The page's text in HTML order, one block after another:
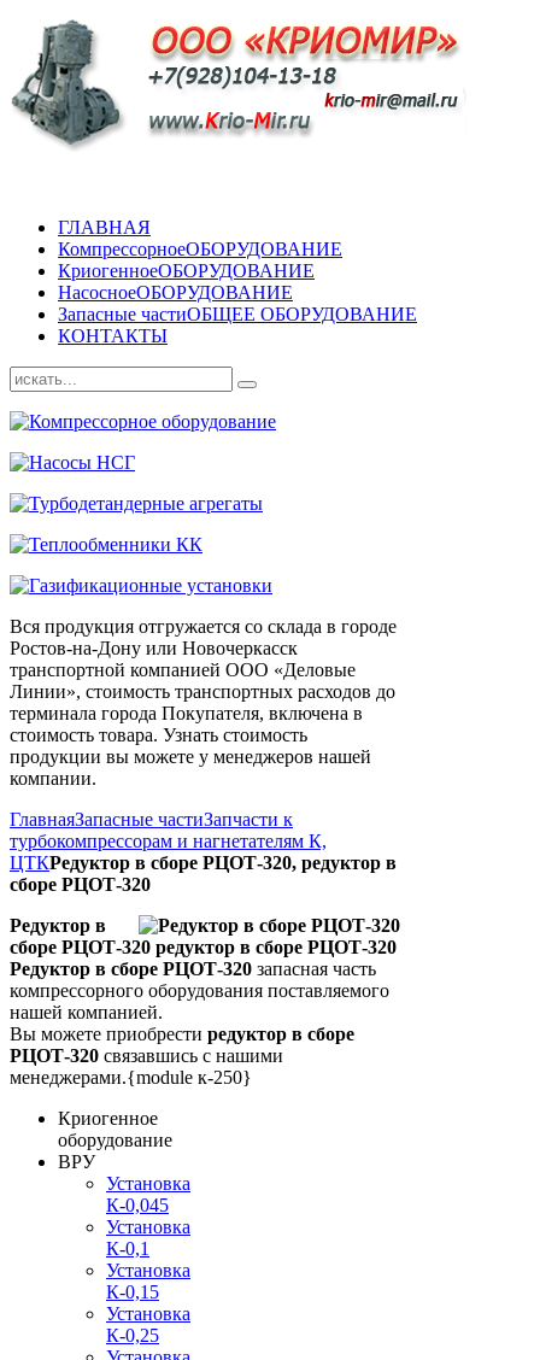
ГЛАВНАЯ
КомпрессорноеОБОРУДОВАНИЕ
КриогенноеОБОРУДОВАНИЕ
НасосноеОБОРУДОВАНИЕ
Запасные частиОБЩЕЕ ОБОРУДОВАНИЕ
КОНТАКТЫ
Вся продукция отгружается со склада в городе
Ростов-на-Дону или Новочеркасск
транспортной компанией ООО «Деловые
Линии», стоимость транспортных расходов до
терминала города Покупателя, включена в
стоимость товара. Узнать стоимость
продукции вы можете у менеджеров нашей
компании.
ГлавнаяЗапасные частиЗапчасти к
турбокомпрессорам и нагнетателям К,
ЦТКРедуктор в сборе РЦОТ-320, редуктор в
сборе РЦОТ-320
Редуктор в
сборе РЦОТ-320 редуктор в сборе РЦОТ-320
Редуктор в сборе РЦОТ-320 запасная часть
компрессорного оборудования поставляемого
нашей компанией.
Вы можете приобрести редуктор в сборе
РЦОТ-320 связавшись с нашими
менеджерами.{module к-250}
Криогенное
оборудование
ВРУ
Установка
К-0,045
Установка
К-0,1
Установка
К-0,15
Установка
К-0,25